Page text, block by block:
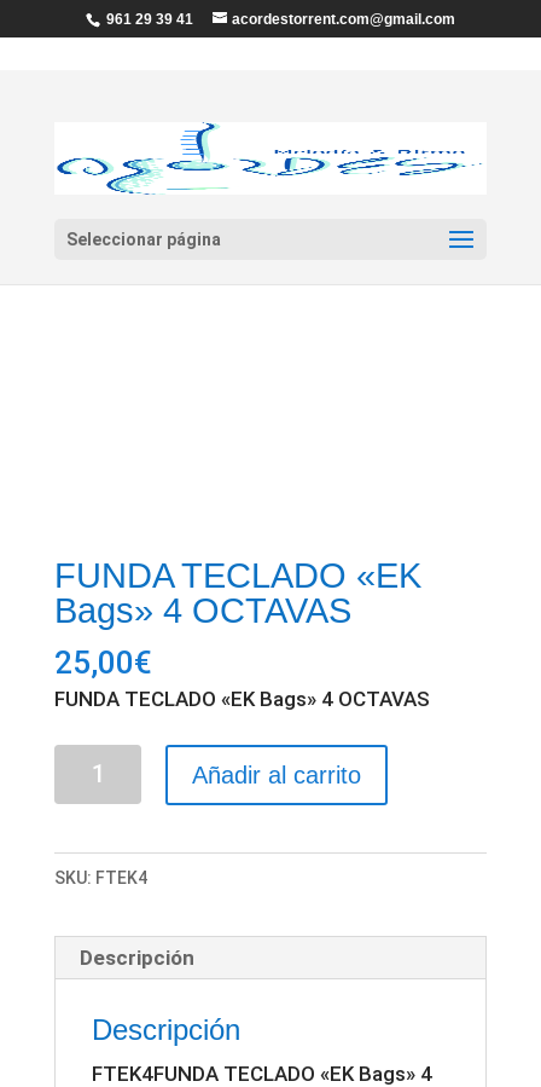
961 29 39 41 acordestorrent.com@gmail.com
Seleccionar página
Inicio/ FUNDA TECLADO «EK Bags» 4 OCTAVAS
FUNDA TECLADO «EK
Bags» 4 OCTAVAS
25,00€
FUNDA TECLADO «EK Bags» 4 OCTAVAS
FUNDA
Bags"
cantidad
Añadir al carrito
SKU: FTEK4
Descripción
Descripción
FTEK4FUNDA TECLADO «EK Bags» 4